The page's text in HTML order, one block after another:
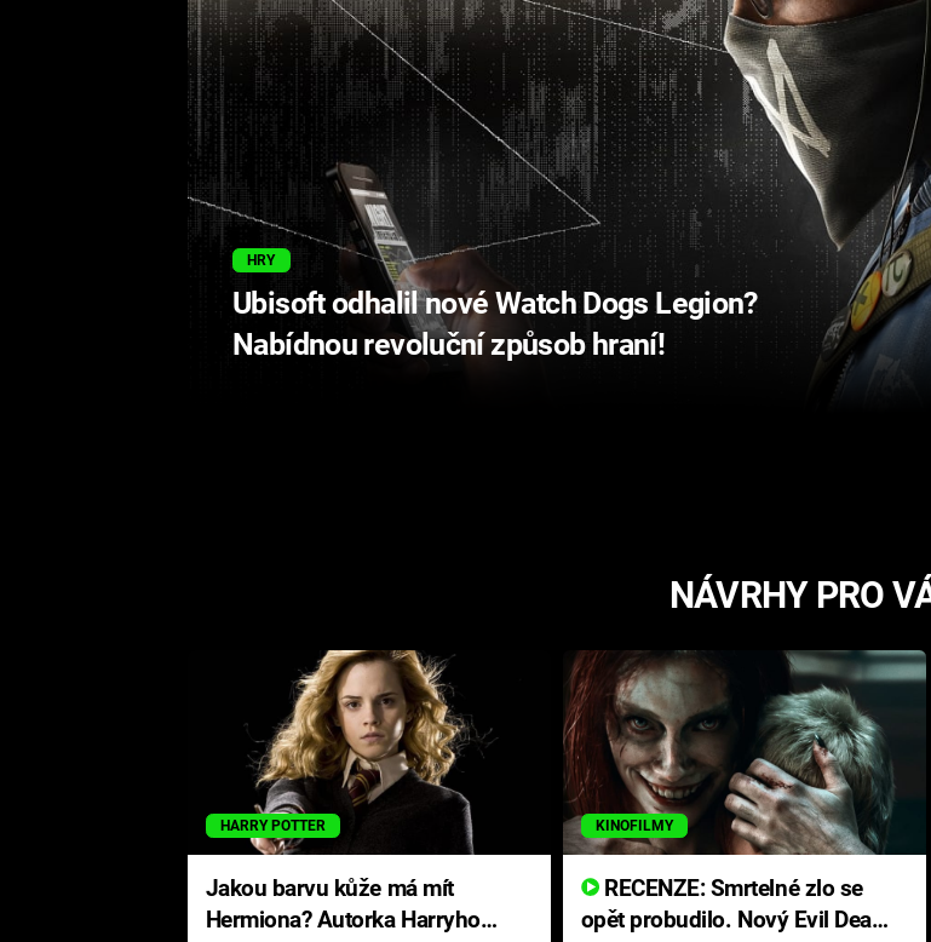
HRY
Ubisoft odhalil nové Watch Dogs Legion?
Nabídnou revoluční způsob hraní!
NÁVRHY PRO
HARRY POTTER
Jakou barvu kůže má mít
Hermiona? Autorka Harryho
KINOFILMY
RECENZE: Smrtelné zlo se
opět probudilo. Nový Evil Dead